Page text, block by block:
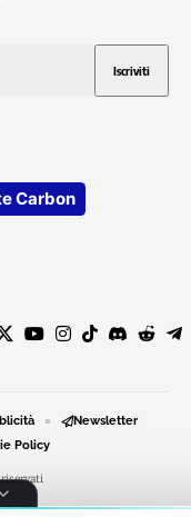
Carbon
Newsletter
Policy